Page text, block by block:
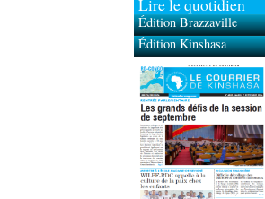
Édition Brazzaville
Édition Kinshasa